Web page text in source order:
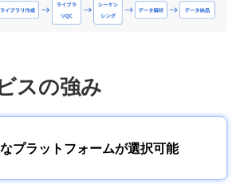
スの強み
プラットフォームが選択可能